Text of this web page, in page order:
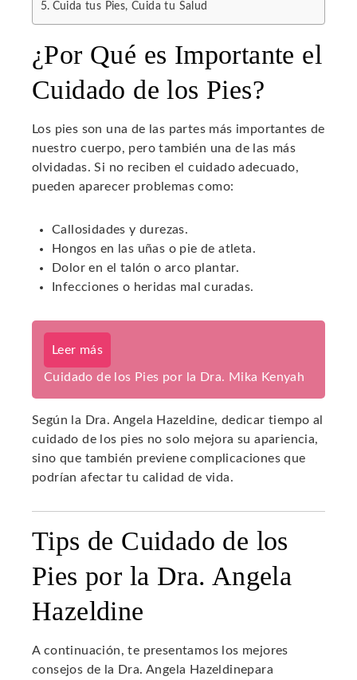
Cuida tus Pies, Cuida tu Salud
¿Por Qué es Importante el
Cuidado de los Pies?
Los pies son una de las partes más importantes de
nuestro cuerpo, pero también una de las más
olvidadas. Si no reciben el cuidado adecuado,
pueden aparecer problemas como:
Callosidades y durezas.
Hongos en las uñas o pie de atleta.
Dolor en el talón o arco plantar.
Infecciones o heridas mal curadas.
Leer más
Cuidado de los Pies por la Dra. Mika Kenyah
Según la Dra. Angela Hazeldine, dedicar tiempo al
cuidado de los pies no solo mejora su apariencia,
sino que también previene complicaciones que
podrían afectar tu calidad de vida.
Tips de Cuidado de los
Pies por la Dra. Angela
Hazeldine
A continuación, te presentamos los mejores
consejos de la Dra. Angela Hazeldinepara